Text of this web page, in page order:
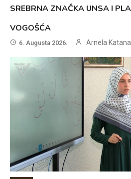
SREBRNA ZNAČKA UNSA I
VOGOŠĆA
6. Augusta 2026. Arnela Katana